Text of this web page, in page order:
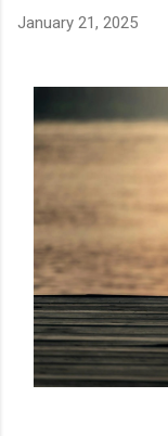
January 21, 2025